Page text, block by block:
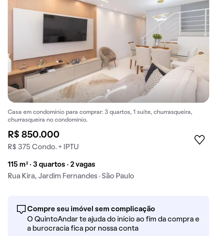
Casa em condomínio para comprar: 3 quartos, 1 suíte, churrasqueira,
churrasqueira no condomínio.
R$ 850.000
R$ 375 Condo. + IPTU
115 m² · 3 quartos · 2 vagas
Rua Kira, Jardim Fernandes · São Paulo
Compre seu imóvel sem complicação
O QuintoAndar te ajuda do início ao fim da compra e
a burocracia fica por nossa conta